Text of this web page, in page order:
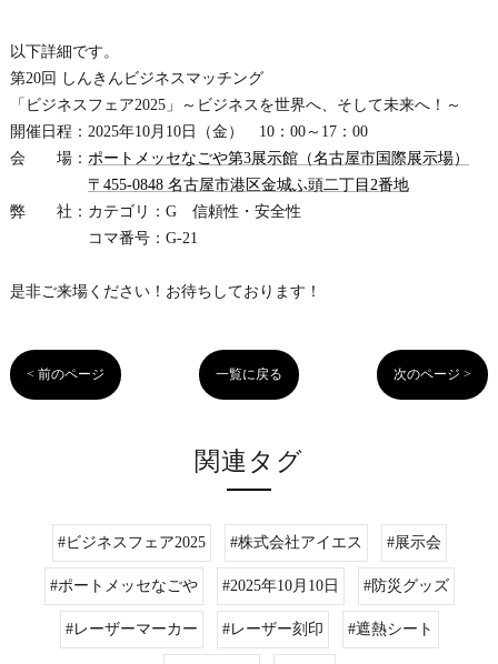
以下詳細です。
第20回 しんきんビジネスマッチング
「ビジネスフェア2025」～ビジネスを世界へ、そして未来へ！～
開催日程：2025年10月10日（金） 10：00～17：00
会 場： ポートメッセなごや第3展示館（名古屋市国際展示場）
〒455-0848 名古屋市港区金城ふ頭二丁目2番地
弊 社：カテゴリ：G 信頼性・安全性
コマ番号：G-21
是非ご来場ください！お待ちしております！
< 前のページ 一覧に戻る 次のページ >
関連タグ
#ビジネスフェア2025 #株式会社アイエス #展示会
#ポートメッセなごや #2025年10月10日 #防災グッズ
#レーザーマーカー #レーザー刻印 #遮熱シート